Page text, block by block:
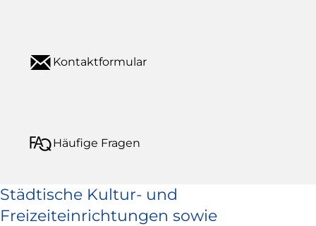
Kontaktformular
Häufige Fragen
Städtische Kultur- und
Freizeiteinrichtungen sowie